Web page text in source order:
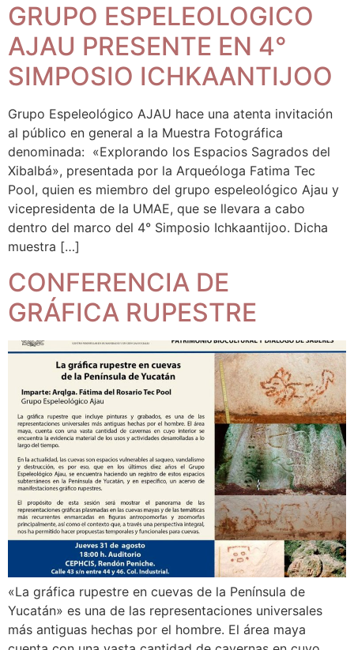
GRUPO ESPELEOLOGICO
AJAU PRESENTE EN 4°
SIMPOSIO ICHKAANTIJOO
Grupo Espeleológico AJAU hace una atenta invitación
al público en general a la Muestra Fotográfica
denominada: «Explorando los Espacios Sagrados del
Xibalbá», presentada por la Arqueóloga Fatima Tec
Pool, quien es miembro del grupo espeleológico Ajau y
vicepresidenta de la UMAE, que se llevara a cabo
dentro del marco del 4° Simposio Ichkaantijoo. Dicha
muestra […]
CONFERENCIA DE
GRÁFICA RUPESTRE
«La gráfica rupestre en cuevas de la Península de
Yucatán» es una de las representaciones universales
más antiguas hechas por el hombre. El área maya